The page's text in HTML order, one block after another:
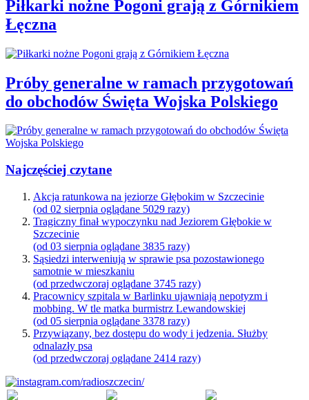
Piłkarki nożne Pogoni grają z Górnikiem
Łęczna
Próby generalne w ramach przygotowań
do obchodów Święta Wojska Polskiego
Najczęściej czytane
Akcja ratunkowa na jeziorze Głębokim w Szczecinie
(od 02 sierpnia oglądane 5029 razy)
Tragiczny finał wypoczynku nad Jeziorem Głębokie w
Szczecinie
(od 03 sierpnia oglądane 3835 razy)
Sąsiedzi interweniują w sprawie psa pozostawionego
samotnie w mieszkaniu
(od przedwczoraj oglądane 3745 razy)
Pracownicy szpitala w Barlinku ujawniają nepotyzm i
mobbing. W tle matka burmistrz Lewandowskiej
(od 05 sierpnia oglądane 3378 razy)
Przywiązany, bez dostępu do wody i jedzenia. Służby
odnalazły psa
(od przedwczoraj oglądane 2414 razy)